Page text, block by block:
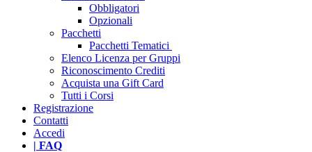
Obbligatori
Opzionali
Pacchetti
Pacchetti Tematici
Elenco Licenza per Gruppi
Riconoscimento Crediti
Acquista una Gift Card
Tutti i Corsi
Registrazione
Contatti
Accedi
| FAQ